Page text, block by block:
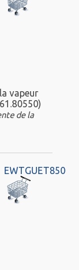
vapeur
de la
EWTGUET850